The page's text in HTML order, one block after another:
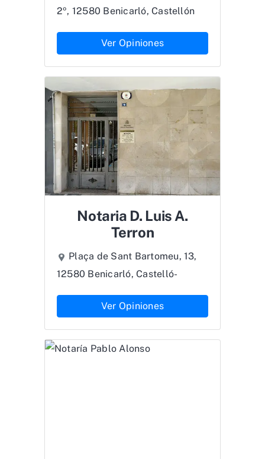
2º, 12580 Benicarló, Castellón
Ver Opiniones
Notaria D. Luis A.
Terron
Plaça de Sant Bartomeu, 13,
12580 Benicarló, Castelló-
Ver Opiniones